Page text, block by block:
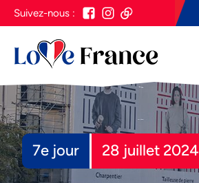
Suivez-nous :
7e jour 28 juillet 2024